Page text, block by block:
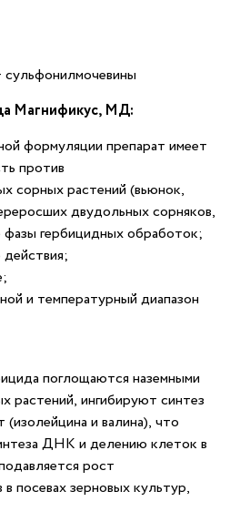
Магнификус, МД:
формуляции препарат имеет
против
сорных растений (вьюнок,
двудольных сорняков,
гербицидных обработок;
и температурный диапазон
поглощаются наземными
растений, ингибируют синтез
и валина), что
ДНК и делению клеток в
рост
посевах зерновых культур,